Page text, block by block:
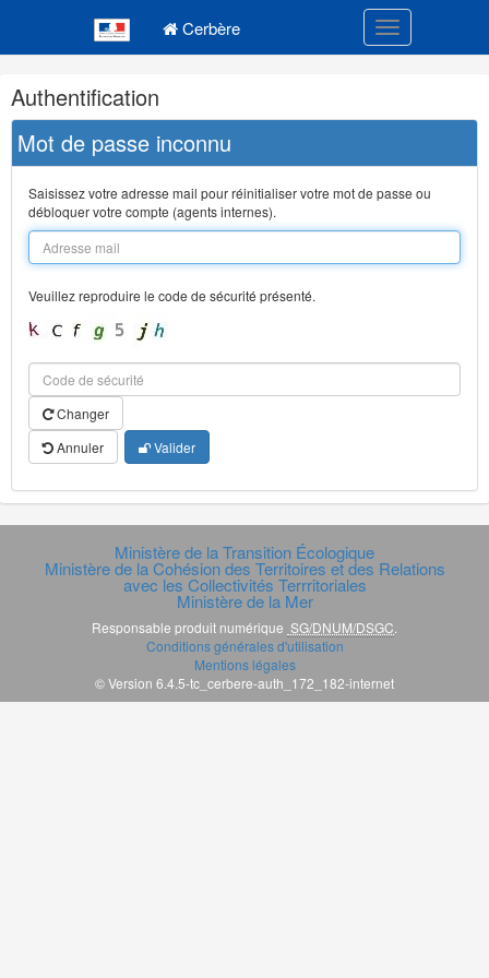
Cerbère Toggle
Navigation
et
outils
annexes
Authentification
Mot de passe inconnu
Saisissez votre adresse mail pour réinitialiser votre mot de passe ou
débloquer votre compte (agents internes).
Veuillez reproduire le code de sécurité présenté.
Changer
Annuler
Valider
Ministère de la Transition Écologique
Ministère de la Cohésion des Territoires et des Relations
avec les Collectivités Terrritoriales
Ministère de la Mer
Responsable produit numérique SG/DNUM/DSGC
Conditions générales d'utilisation
Mentions légales
© Version 6.4.5-tc_cerbere-auth_172_182-internet